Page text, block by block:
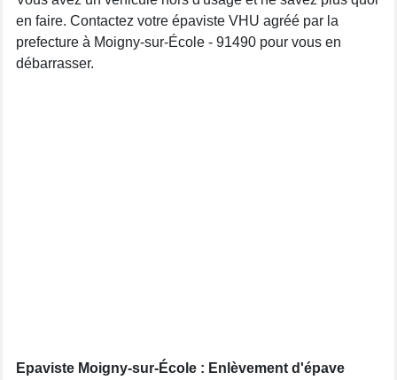
en faire. Contactez votre épaviste VHU agréé par la
prefecture à Moigny-sur-École - 91490 pour vous en
débarrasser.
Epaviste Moigny-sur-École : Enlèvement d'épave